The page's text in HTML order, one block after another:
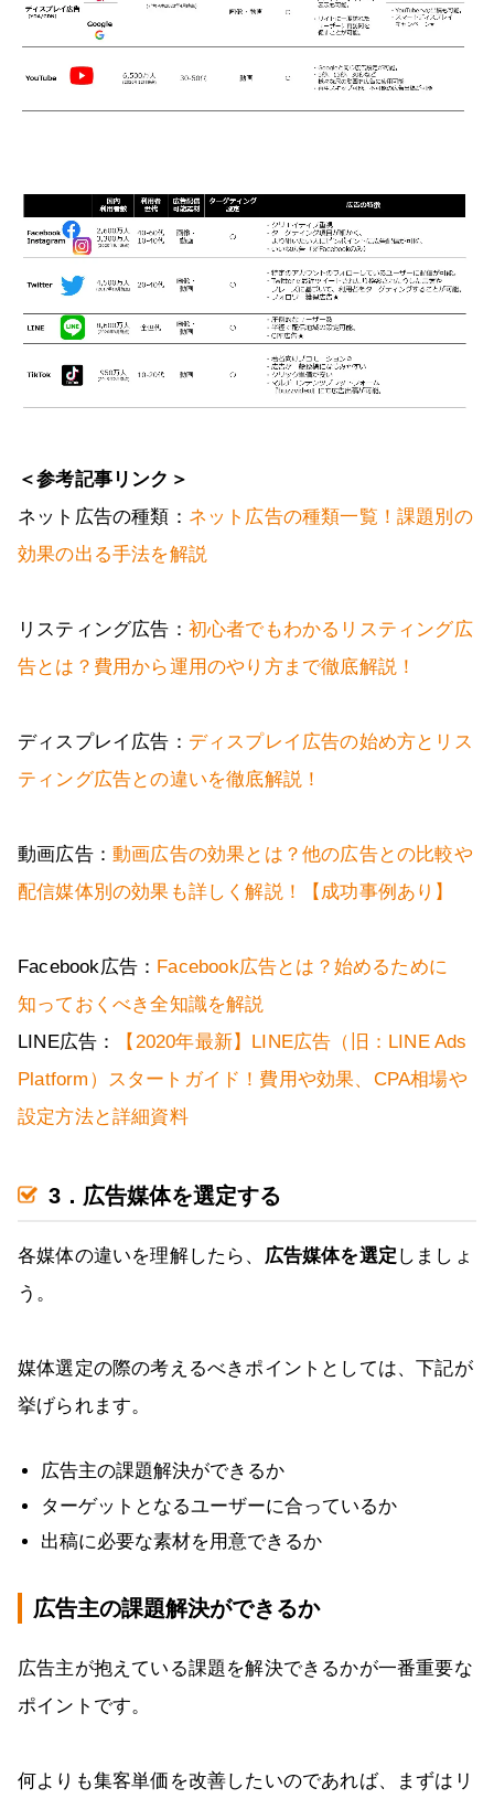
＜参考記事リンク＞
ネット広告の種類： ネット広告の種類一覧！課題別の
効果の出る手法を解説
リスティング広告： 初心者でもわかるリスティング広
告とは？費用から運用のやり方まで徹底解説！
ディスプレイ広告： ディスプレイ広告の始め方とリス
ティング広告との違いを徹底解説！
動画広告： 動画広告の効果とは？他の広告との比較や
配信媒体別の効果も詳しく解説！【成功事例あり】
Facebook広告： Facebook広告とは？始めるために
知っておくべき全知識を解説
LINE広告：
【2020年最新】LINE広告（旧：LINE Ads
Platform）スタートガイド！費用や効果、CPA相場や
設定方法と詳細資料
3．広告媒体を選定する
各媒体の違いを理解したら、 広告媒体を選定 しましょ
う。
媒体選定の際の考えるべきポイントとしては、下記が
挙げられます。
広告主の課題解決ができるか
ターゲットとなるユーザーに合っているか
出稿に必要な素材を用意できるか
広告主の課題解決ができるか
広告主が抱えている課題を解決できるかが一番重要な
ポイントです。
何よりも集客単価を改善したいのであれば、まずはリ